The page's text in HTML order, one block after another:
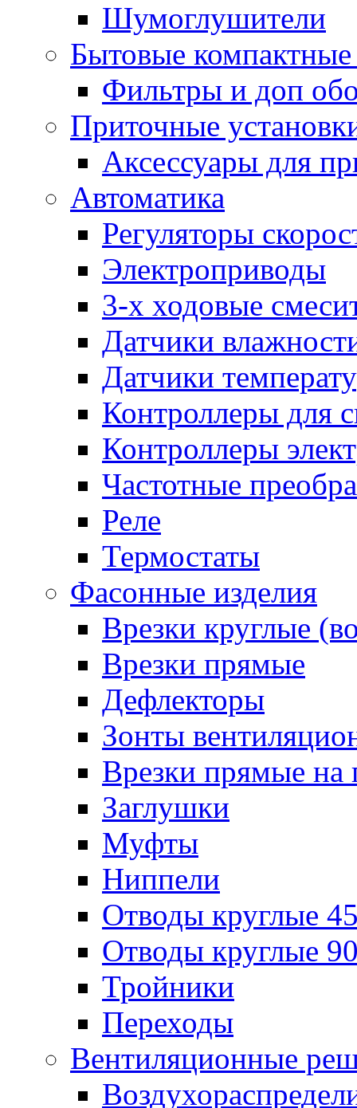
Шумоглушители
Бытовые
Фильтры и доп
Приточные
Аксессуары для
Автоматика
Регуляторы
Электроприводы
3-х ходовые
Датчики
Датчики
Контроллеры для
Контроллеры
Частотные
Реле
Термостаты
Фасонные изделия
Врезки круглые
Врезки прямые
Дефлекторы
Зонты
Врезки прямые на
Заглушки
Муфты
Ниппели
Отводы круглые
Отводы круглые
Тройники
Переходы
Вентиляционные